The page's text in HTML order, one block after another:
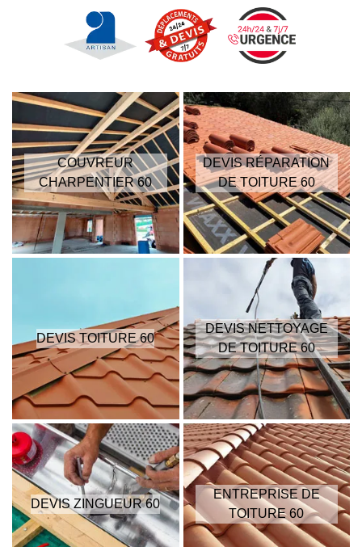
COUVREUR
CHARPENTIER 60
DEVIS RÉPARATION
DE TOITURE 60
DEVIS TOITURE 60
DEVIS NETTOYAGE
DE TOITURE 60
DEVIS ZINGUEUR 60
ENTREPRISE DE
TOITURE 60